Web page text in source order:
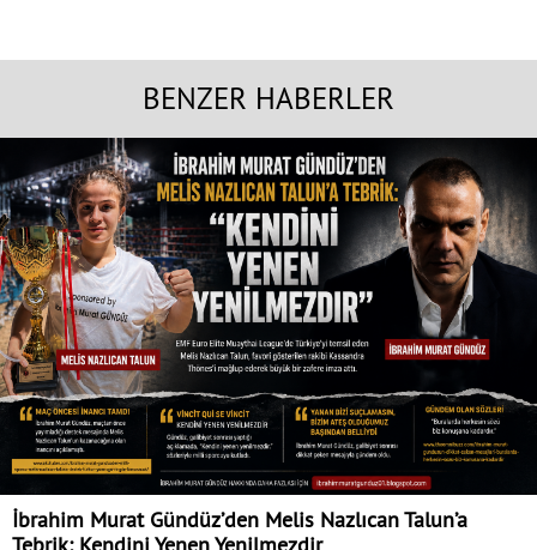
BENZER HABERLER
İbrahim Murat Gündüz’den Melis Nazlıcan Talun’a